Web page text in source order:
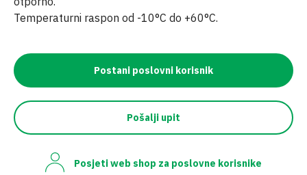
Temperaturni raspon od -10°C do +60°C.
Postani poslovni korisnik
Pošalji upit
Posjeti web shop za poslovne korisnike